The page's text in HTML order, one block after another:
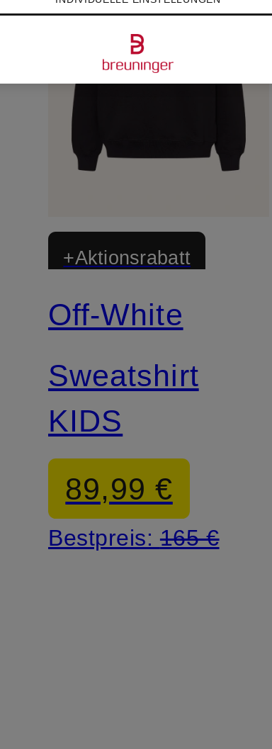
+Aktionsrabatt
Off-White
Sweatshirt
KIDS
89,99 €
Bestpreis: 165 €